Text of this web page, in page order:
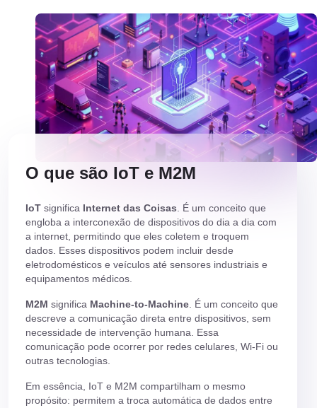
O que são IoT e M2M
IoT significa Internet das Coisas . É um conceito que
engloba a interconexão de dispositivos do dia a dia com
a internet, permitindo que eles coletem e troquem
dados. Esses dispositivos podem incluir desde
eletrodomésticos e veículos até sensores industriais e
equipamentos médicos.
M2M significa Machine-to-Machine . É um conceito que
descreve a comunicação direta entre dispositivos, sem
necessidade de intervenção humana. Essa
comunicação pode ocorrer por redes celulares, Wi-Fi ou
outras tecnologias.
Em essência, IoT e M2M compartilham o mesmo
propósito: permitem a troca automática de dados entre